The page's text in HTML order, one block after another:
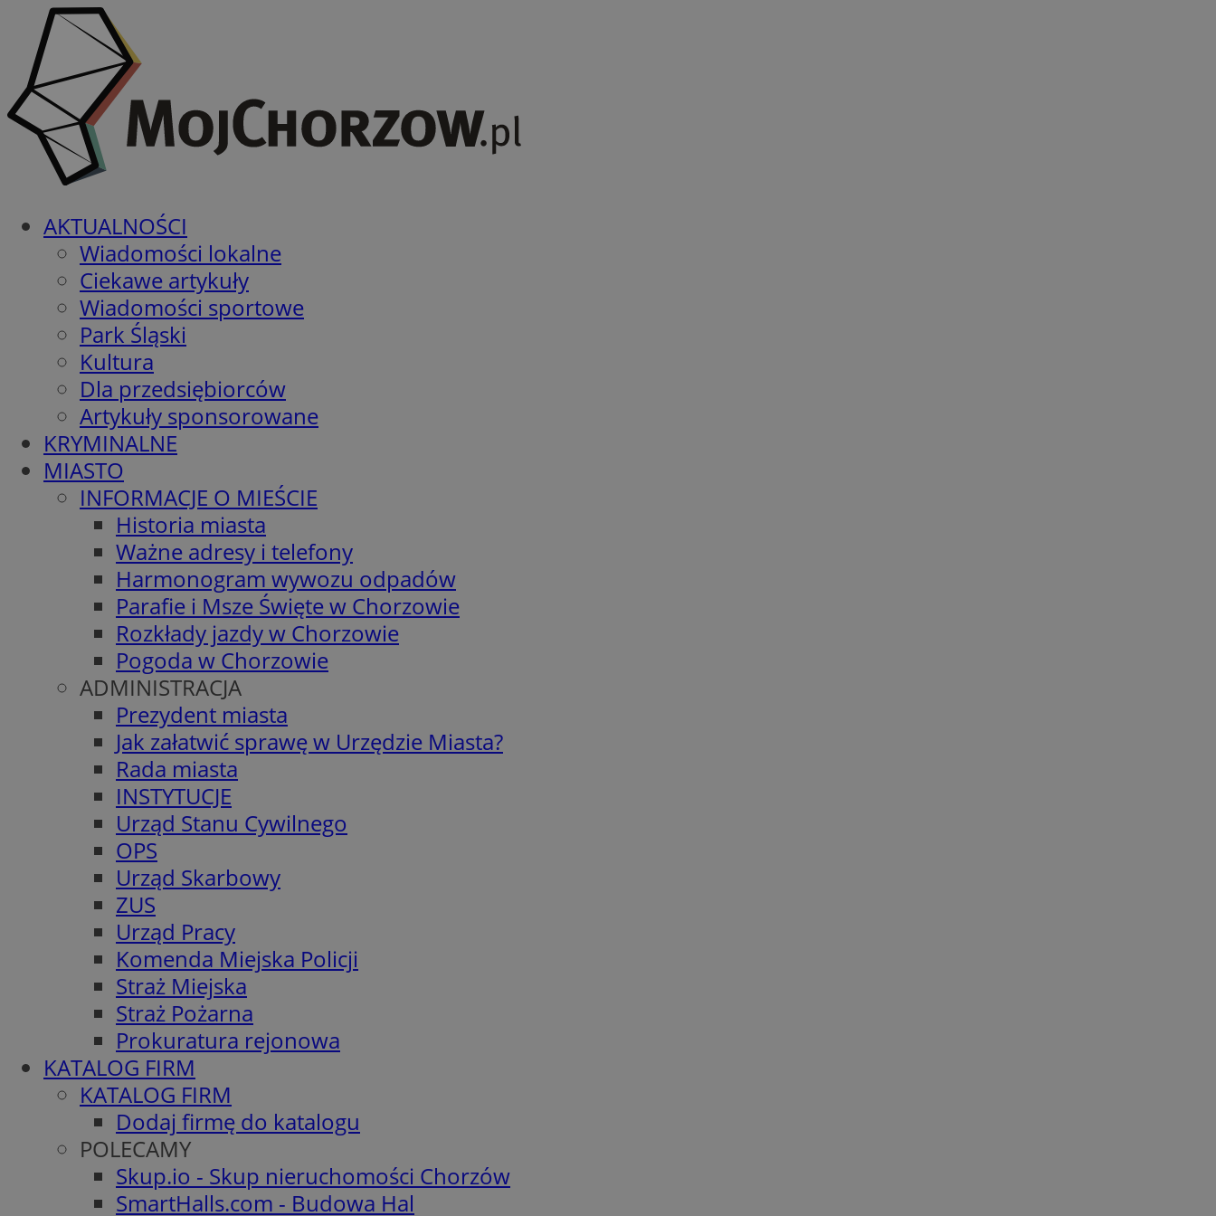
AKTUALNOŚCI
Wiadomości lokalne
Ciekawe artykuły
Wiadomości sportowe
Park Śląski
Kultura
Dla przedsiębiorców
Artykuły sponsorowane
KRYMINALNE
MIASTO
INFORMACJE O MIEŚCIE
Historia miasta
Ważne adresy i telefony
Harmonogram wywozu odpadów
Parafie i Msze Święte w Chorzowie
Rozkłady jazdy w Chorzowie
Pogoda w Chorzowie
ADMINISTRACJA
Prezydent miasta
Jak załatwić sprawę w Urzędzie Miasta?
Rada miasta
INSTYTUCJE
Urząd Stanu Cywilnego
OPS
Urząd Skarbowy
ZUS
Urząd Pracy
Komenda Miejska Policji
Straż Miejska
Straż Pożarna
Prokuratura rejonowa
KATALOG FIRM
KATALOG FIRM
Dodaj firmę do katalogu
POLECAMY
Skup.io - Skup nieruchomości Chorzów
SmartHalls.com - Budowa Hal